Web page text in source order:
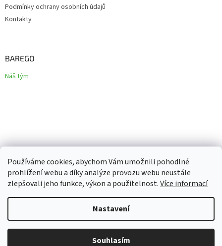
Používáme cookies, abychom Vám umožnili pohodlné
prohlížení webu a díky analýze provozu webu neustále
zlepšovali jeho funkce, výkon a použitelnost.Více informací
Nastavení
Souhlasím
Podmínky ochrany osobních údajů
Kontakty
BAREGO
Náš tým
Copyright 2026Barego. Všechna práva vyhrazena.Upravit
nastavení cookies